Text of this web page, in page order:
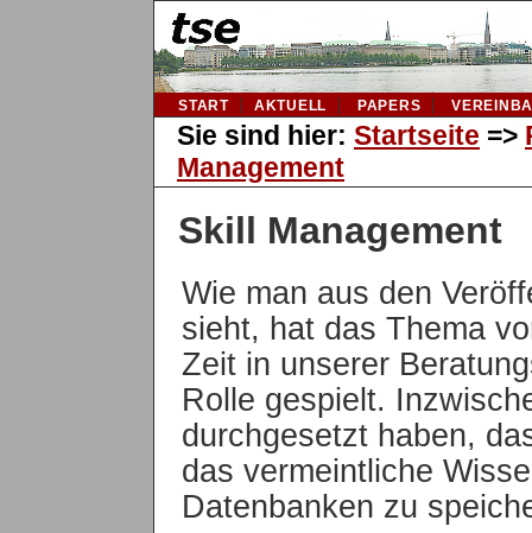
START AKTUELL PAPERS
Sie sind hier: Startseite =>
Management
Skill Management
Wie man aus den
sieht, hat das Thema
Zeit in unserer
Rolle gespielt.
durchgesetzt haben,
das vermeintliche
Datenbanken zu